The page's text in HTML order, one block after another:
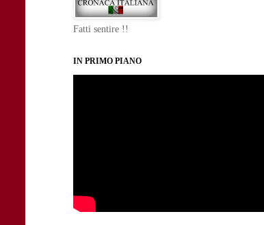
Fatti sentire !!
IN PRIMO PIANO